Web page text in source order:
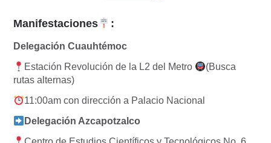
Manifestaciones :
Delegación Cuauhtémoc
Estación Revolución de la L2 del Metro
(Busca
rutas alternas)
11:00am con dirección a Palacio Nacional
Delegación Azcapotzalco